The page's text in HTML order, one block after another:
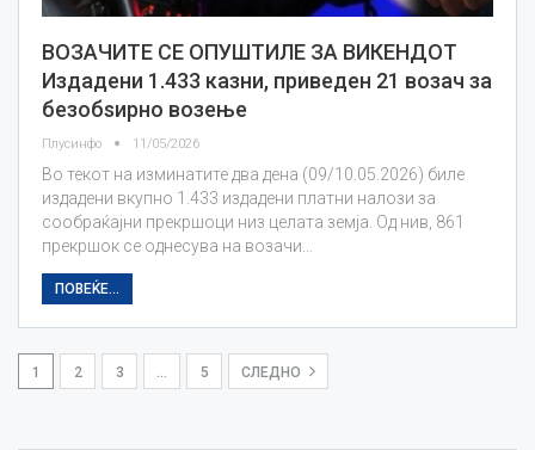
ВОЗАЧИТЕ СЕ ОПУШТИЛЕ ЗА ВИКЕНДОТ
Издадени 1.433 казни, приведен 21 возач за
безобѕирно возење
Плусинфо 11/05/2026
Во текот на изминатите два дена (09/10.05.2026) биле
издадени вкупно 1.433 издадени платни налози за
сообраќајни прекршоци низ целата земја. Од нив, 861
прекршок се однесува на возачи…
ПОВЕЌЕ...
1 2 3 5 СЛЕДНО